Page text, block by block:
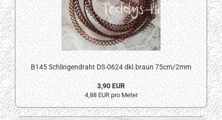
B145 Schlingendraht DS-0624 dkl.braun 75cm/2mm
3,90 EUR
4,88 EUR pro Meter